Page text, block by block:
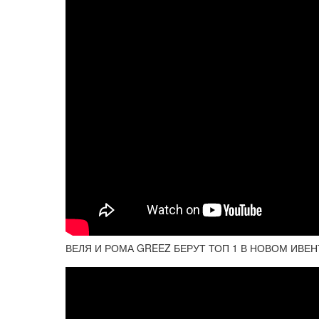
ВЕЛЯ И РОМА GREEZ БЕРУТ ТОП 1 В НОВОМ